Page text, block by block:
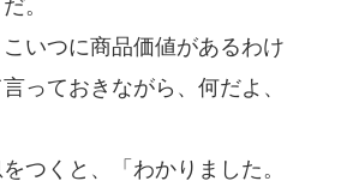
。
いつに商品価値があるわけ
っておきながら、何だよ、
つくと、「わかりました。